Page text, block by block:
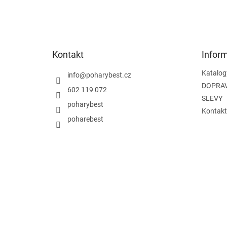
Kontakt
info@poharybest.cz
602 119 072
poharybest
poharebest
SLEVY
Kontakt